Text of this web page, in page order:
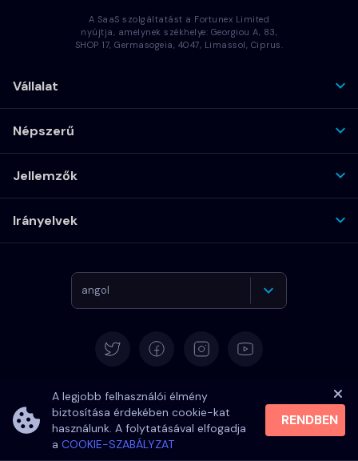
A legjobb felhasználói élmény
biztosítása érdekében cookie-kat
használunk. A folytatásával elfogadja
a COOKIE-SZABÁLYZAT
RENDBEN
A SaaS szolgáltatást a Fortunex Limited
nyújtja, amelynek székhelye: Georgiou A, 83,
SHOP 17, Germasogeia, 4047, Limassol, Ciprus.
Vállalat
Népszerű
Jellemzők
Irányelvek
angol
Francia